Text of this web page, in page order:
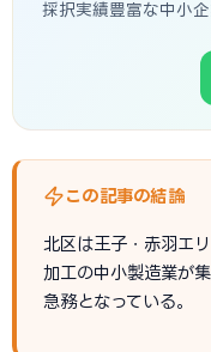
採択実績豊富な中小
この記事の結論
北区は王子・赤羽エ
加工の中小製造業が
急務となっている。